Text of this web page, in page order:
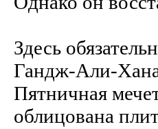
Здесь
Гандж-Али-
Пятничная
облицована